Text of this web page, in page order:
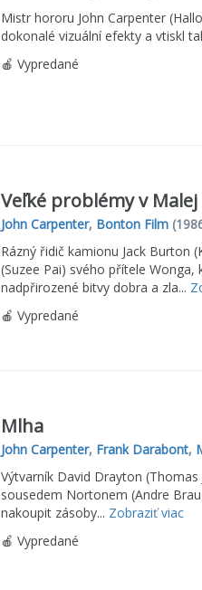
Mistr hororu John Carpenter
dokonalé vizuální efekty a vtiskl
🍎 Vypredané
Veľké problémy v Malej
John Carpenter, Bonton Film
Rázný řidič kamionu Jack Burton
(Suzee Pai) svého přítele
nadpřirozené bitvy dobra a zla...
🍎 Vypredané
Mlha
John Carpenter, Frank Darabont,
Výtvarník David Drayton
sousedem Nortonem (Andre
nakoupit zásoby... Zobraziť viac
🍎 Vypredané